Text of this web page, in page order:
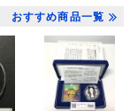
おすすめ商品一覧